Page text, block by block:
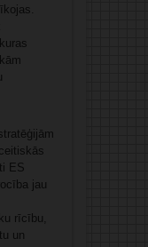
ES
jau
rīcību,
un